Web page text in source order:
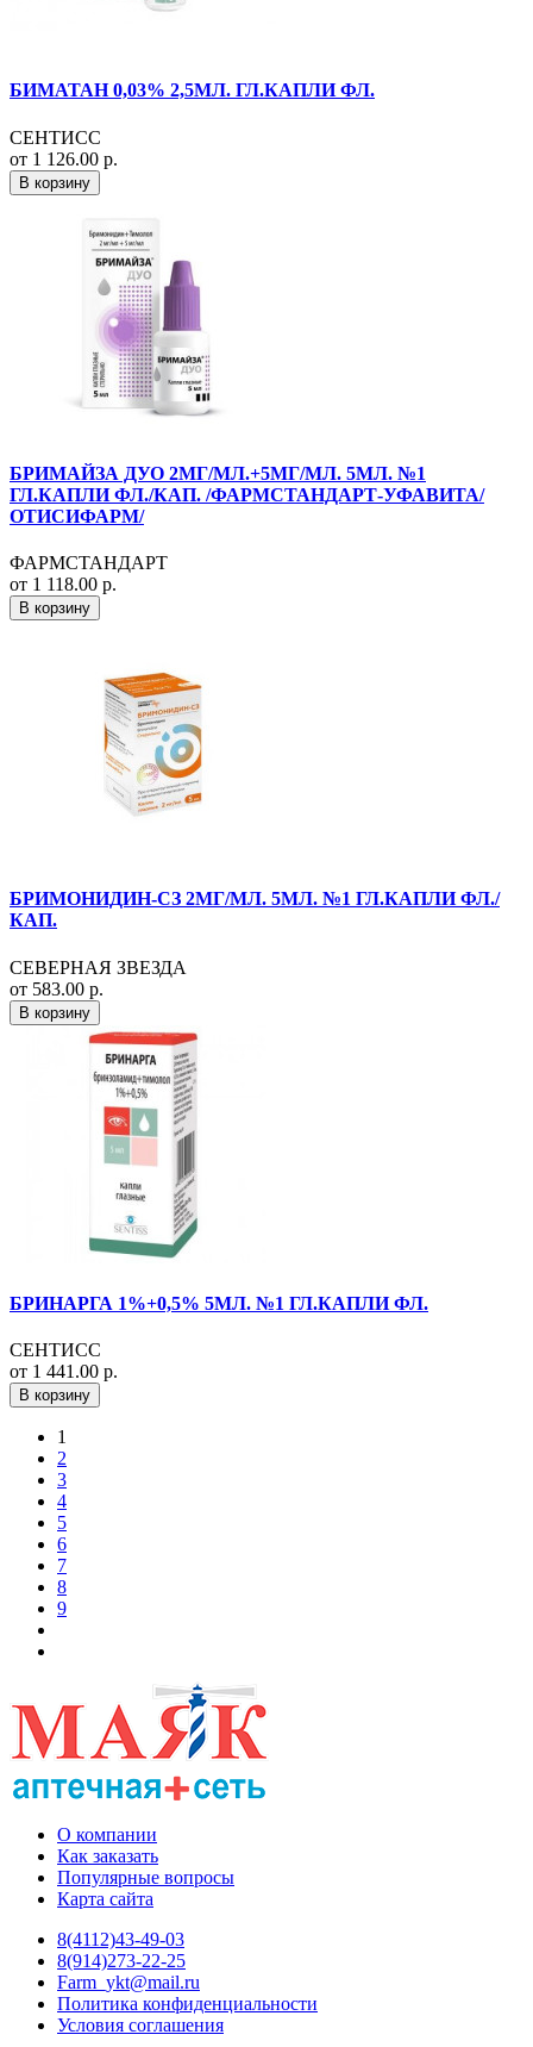
БИМАТАН 0,03% 2,5МЛ. ГЛ.КАПЛИ ФЛ.
СЕНТИСС
от 1 126.00 р.
В корзину
БРИМАЙЗА ДУО 2МГ/МЛ.+5МГ/МЛ. 5МЛ. №1
ГЛ.КАПЛИ ФЛ./КАП. /ФАРМСТАНДАРТ-УФАВИТА/
ОТИСИФАРМ/
ФАРМСТАНДАРТ
от 1 118.00 р.
В корзину
БРИМОНИДИН-СЗ 2МГ/МЛ. 5МЛ. №1 ГЛ.КАПЛИ ФЛ./
КАП.
СЕВЕРНАЯ ЗВЕЗДА
от 583.00 р.
В корзину
БРИНАРГА 1%+0,5% 5МЛ. №1 ГЛ.КАПЛИ ФЛ.
СЕНТИСС
от 1 441.00 р.
В корзину
1
2
3
4
5
6
7
8
9
О компании
Как заказать
Популярные вопросы
Карта сайта
8(4112)43-49-03
8(914)273-22-25
Farm_ykt@mail.ru
Политика конфиденциальности
Условия соглашения